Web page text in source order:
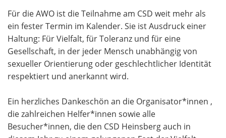
Für die AWO ist die Teilnahme am CSD weit mehr als
ein fester Termin im Kalender. Sie ist Ausdruck einer
Haltung: Für Vielfalt, für Toleranz und für eine
Gesellschaft, in der jeder Mensch unabhängig von
sexueller Orientierung oder geschlechtlicher Identität
respektiert und anerkannt wird.
Ein herzliches Dankeschön an die Organisator*innen ,
die zahlreichen Helfer*innen sowie alle
Besucher*innen, die den CSD Heinsberg auch in